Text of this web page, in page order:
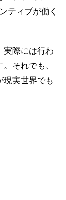
ティブが働く
実際には行わ
それでも、
現実世界でも